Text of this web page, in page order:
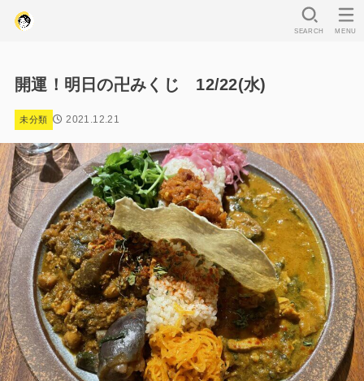
SEARCH MENU
開運！明日の卍みくじ 12/22(水)
未分類 2021.12.21